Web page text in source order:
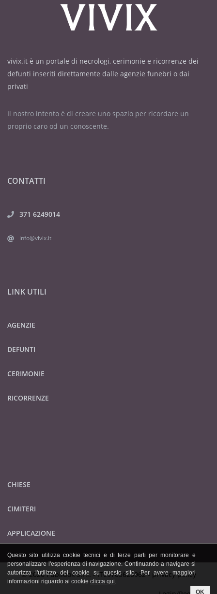
vivix.it è un portale di necrologi, cerimonie e ricorrenze dei
defunti inseriti direttamente dalle agenzie funebri o dai
privati
Il nostro intento è di creare uno spazio per ricordare un
proprio caro od un conoscente.
CONTATTI
371 6249014
info@vivix.it
LINK UTILI
AGENZIE
DEFUNTI
CERIMONIE
RICORRENZE
CHIESE
CIMITERI
APPLICAZIONE
© 2026 Publidok S.r.l. - IT09705620962 - privacy policy
Questo sito utilizza cookie tecnici e di terze parti per monitorare e
personalizzare l'esperienza di navigazione. Continuando a navigare si
autorizza l'utilizzo dei cookie su questo sito. Per avere maggiori
informazioni riguardo ai cookie clicca qui.
OK